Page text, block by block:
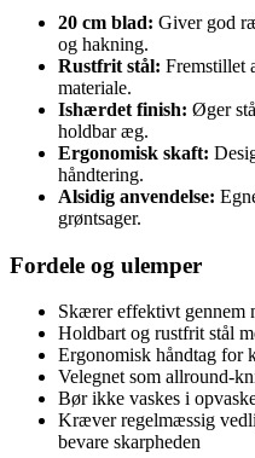
20 cm blad: Giver god
og hakning.
Rustfrit stål: Fremstillet
materiale.
Ishærdet finish: Øger
holdbar æg.
Ergonomisk skaft:
håndtering.
Alsidig anvendelse:
grøntsager.
Fordele og ulemper
Skærer effektivt gennem
Holdbart og rustfrit stål
Ergonomisk håndtag for
Velegnet som allround-
Bør ikke vaskes i
Kræver regelmæssig
bevare skarpheden